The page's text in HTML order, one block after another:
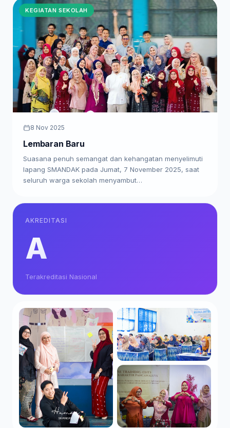
KEGIATAN SEKOLAH
8 Nov 2025
Lembaran Baru
Suasana penuh semangat dan kehangatan menyelimuti
lapang SMANDAK pada Jumat, 7 November 2025, saat
seluruh warga sekolah menyambut…
AKREDITASI
A
Terakreditasi Nasional